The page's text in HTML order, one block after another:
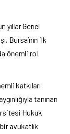
yıllar Genel
Bursa’nın ilk
önemli rol
katkıları
tanınan
Hukuk
avukatlık